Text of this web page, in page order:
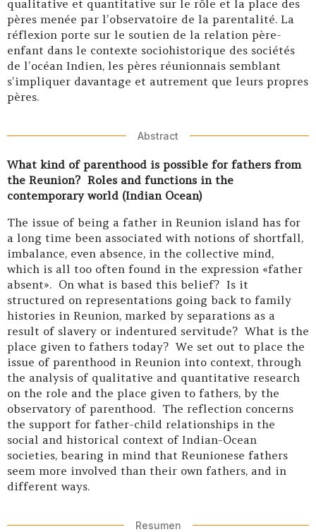
qualitative et quantitative sur le rôle et la place des
pères menée par l’observatoire de la parentalité. La
réflexion porte sur le soutien de la relation père-
enfant dans le contexte sociohistorique des sociétés
de l’océan Indien, les pères réunionnais semblant
s’impliquer davantage et autrement que leurs propres
pères.
Abstract
What kind of parenthood is possible for fathers from
the Reunion? Roles and functions in the
contemporary world (Indian Ocean)
The issue of being a father in Reunion island has for
a long time been associated with notions of shortfall,
imbalance, even absence, in the collective mind,
which is all too often found in the expression «father
absent». On what is based this belief? Is it
structured on representations going back to family
histories in Reunion, marked by separations as a
result of slavery or indentured servitude? What is the
place given to fathers today? We set out to place the
issue of parenthood in Reunion into context, through
the analysis of qualitative and quantitative research
on the role and the place given to fathers, by the
observatory of parenthood. The reflection concerns
the support for father-child relationships in the
social and historical context of Indian-Ocean
societies, bearing in mind that Reunionese fathers
seem more involved than their own fathers, and in
different ways.
Resumen